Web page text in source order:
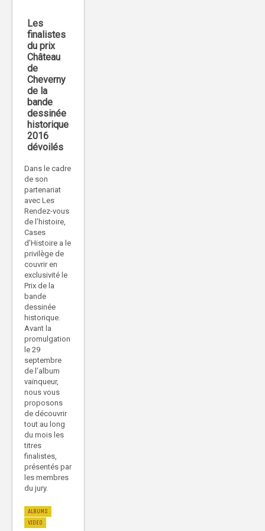
Les
finalistes
du prix
Château
de
Cheverny
de la
bande
dessinée
historique
2016
dévoilés
Dans le cadre
de son
partenariat
avec Les
Rendez-vous
de l’histoire,
Cases
d’Histoire a le
privilège de
couvrir en
exclusivité le
Prix de la
bande
dessinée
historique.
Avant la
promulgation
le 29
septembre
de l’album
vainqueur,
nous vous
proposons
de découvrir
tout au long
du mois les
titres
finalistes,
présentés par
les membres
du jury.
ALBUMS
VIDEO